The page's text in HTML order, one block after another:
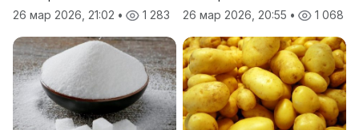
26 мар 2026, 21:02 • 1 283
26 мар 2026, 20:55 • 1 068